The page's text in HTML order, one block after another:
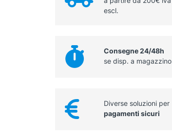
escl.
Consegne 24/48h
se disp. a magazzino
Diverse soluzioni per
pagamenti sicuri